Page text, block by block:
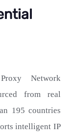
Network
from real
195 countries
intelligent IP